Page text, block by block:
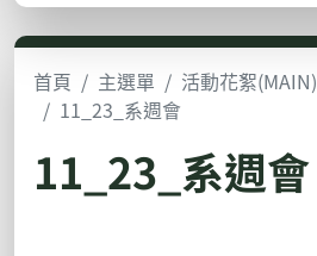
首頁 主選單 活動花絮(MAIN)
11_23_系週會
11_23_系週會